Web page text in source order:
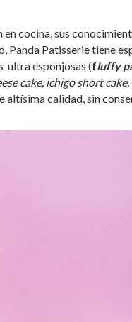
en cocina, sus
Panda Patisserie tiene
ultra esponjosas (fluffy
cake, ichigo short
altísima calidad, sin